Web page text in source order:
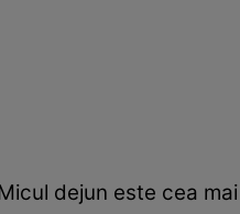
dejun este cea